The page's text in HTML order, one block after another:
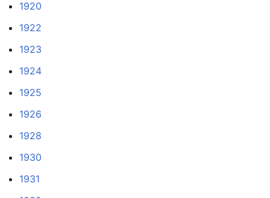
1920
1922
1923
1924
1925
1926
1928
1930
1931